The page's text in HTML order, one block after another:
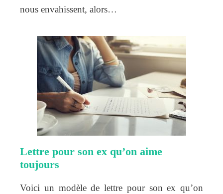
nous envahissent, alors…
Lettre pour son ex qu’on aime
toujours
Voici un modèle de lettre pour son ex qu’on